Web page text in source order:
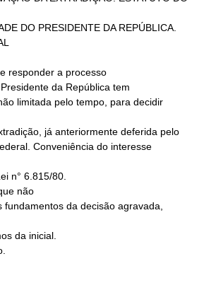
responder a processo
não